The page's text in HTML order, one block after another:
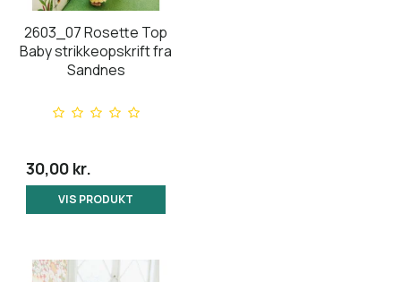
2603_07 Rosette Top
Baby strikkeopskrift fra
Sandnes
30,00 kr.
VIS PRODUKT